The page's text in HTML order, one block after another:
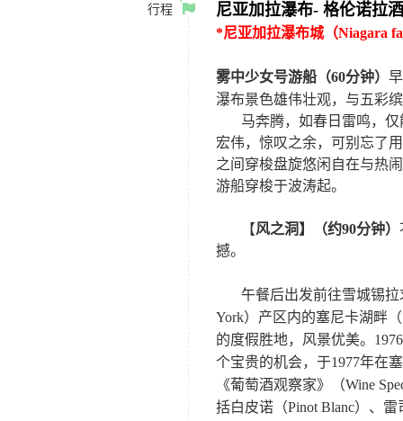
行程
尼亚加拉瀑布- 格伦诺拉
*尼亚加拉瀑布城（Niagara
雾中少女号游船（60分钟）
瀑布景色雄伟壮观，与五彩
马奔腾，如春日雷鸣，仅
宏伟，惊叹之余，可别忘了
之间穿梭盘旋悠闲自在与热
游船穿梭于波涛起。
【风之洞】（约90分钟）
撼。
午餐后出发前往雪城锡
York）产区内的塞尼卡湖畔（
的度假胜地，风景优美。 1976
个宝贵的机会，于1977年在
《葡萄酒观察家》（Wine
括白皮诺（Pinot Blanc）、雷